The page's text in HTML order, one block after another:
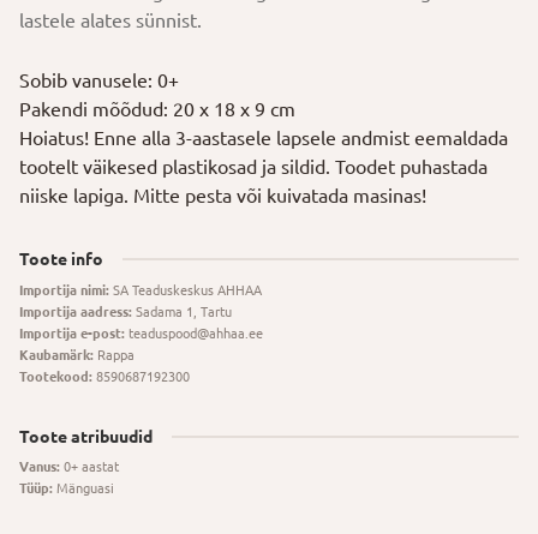
lastele alates sünnist.
Sobib vanusele: 0+
Pakendi mõõdud: 20 x 18 x 9 cm
Hoiatus! Enne alla 3-aastasele lapsele andmist eemaldada
tootelt väikesed plastikosad ja sildid. Toodet puhastada
niiske lapiga. Mitte pesta või kuivatada masinas!
Toote info
Importija nimi: SA Teaduskeskus AHHAA
Importija aadress: Sadama 1, Tartu
Importija e-post: teaduspood@ahhaa.ee
Kaubamärk: Rappa
Tootekood: 8590687192300
Toote atribuudid
Vanus: 0+ aastat
Tüüp: Mänguasi